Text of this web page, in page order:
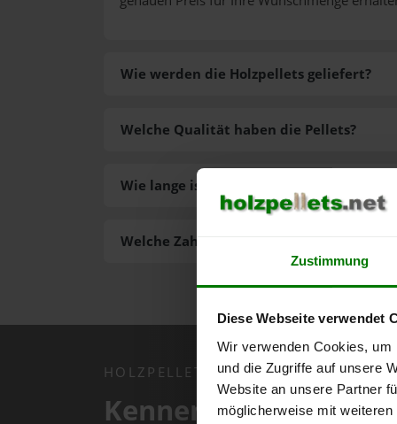
Zustimmung
Diese Webseite verwendet
Wir verwenden Cookies,
und die Zugriffe auf unsere
Website an unsere Partner
möglicherweise mit
Wie werden die Holzpellets geliefert?
Welche Zahlungsarten gibt es?
Welche Qualität haben die Pellets?
Wie lange ist die Lieferzeit der Pellets?
HOLZPELLETS.NET APP
Kennen Sie schon